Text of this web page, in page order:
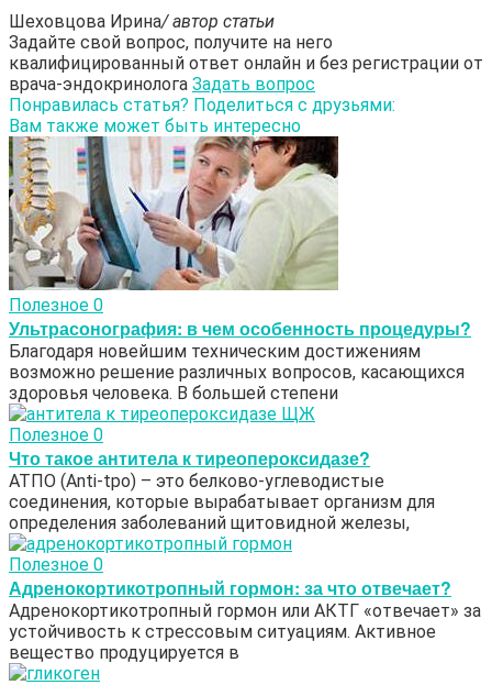
Шеховцова Ирина/ автор статьи
Задайте свой вопрос, получите на него
квалифицированный ответ онлайн и без регистрации от
врача-эндокринолога Задать вопрос
Понравилась статья? Поделиться с друзьями:
Вам также может быть интересно
Полезное 0
Ультрасонография: в чем особенность процедуры?
Благодаря новейшим техническим достижениям
возможно решение различных вопросов, касающихся
здоровья человека. В большей степени
Полезное 0
Что такое антитела к тиреопероксидазе?
АТПО (Аnti-tpo) – это белково-углеводистые
соединения, которые вырабатывает организм для
определения заболеваний щитовидной железы,
Полезное 0
Адренокортикотропный гормон: за что отвечает?
Адренокортикотропный гормон или АКТГ «отвечает» за
устойчивость к стрессовым ситуациям. Активное
вещество продуцируется в